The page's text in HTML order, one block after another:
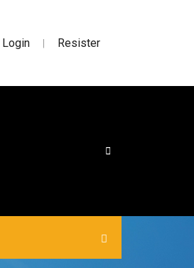
Login | Resister